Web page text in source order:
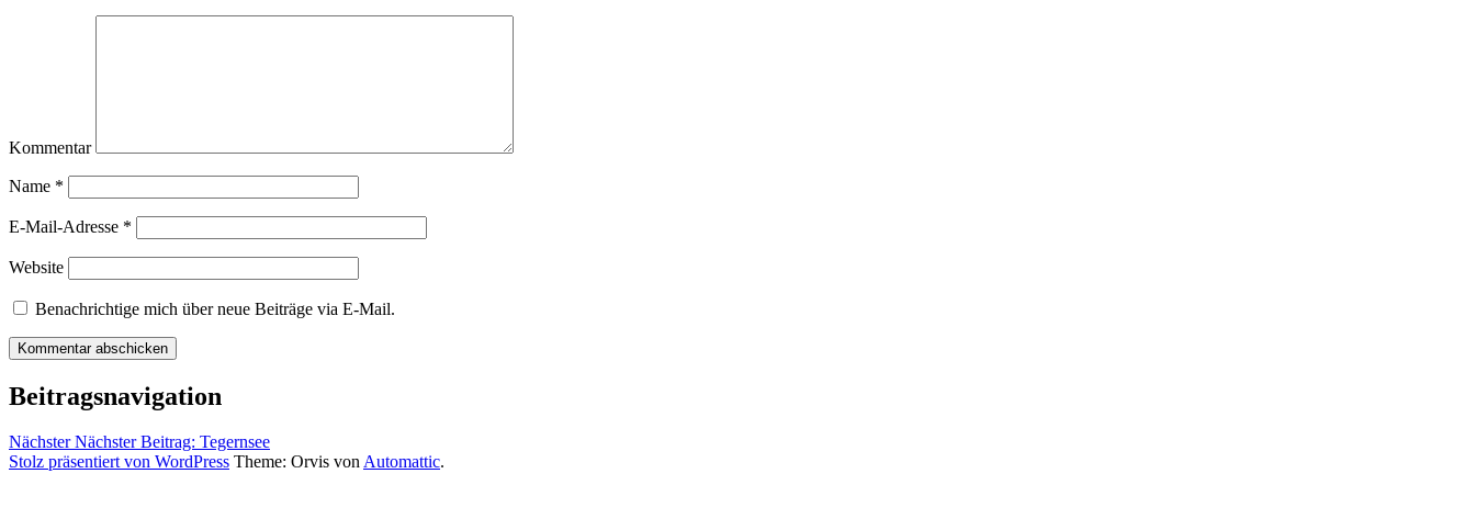
Kommentar
Name *
E-Mail-Adresse *
Website
Benachrichtige mich über neue Beiträge via E-Mail.
Beitragsnavigation
Nächster Nächster Beitrag: Tegernsee
Stolz präsentiert von WordPress Theme: Orvis vonAutomattic.